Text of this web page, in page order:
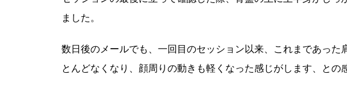
ました。
数日後のメールでも、一回目のセッション以来、これまであった
とんどなくなり、顔周りの動きも軽くなった感じがします、との